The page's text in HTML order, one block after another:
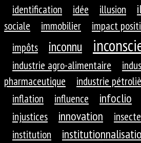
identification
idée illusion
sociale
immobilier impact
impôts
inconnu
industrie agro-alimentaire
pharmaceutique
industrie
inflation
influence infoclio
injustices innovation
institution